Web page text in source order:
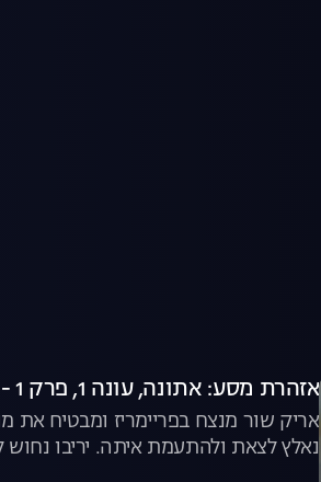
אזהרת מסע: אתונה, עונה 1, פרק 1 - פרק הבכורה
אריק שור מנצח בפריימריז ומבטיח את
נאלץ לצאת ולהתעמת איתה. יריבו